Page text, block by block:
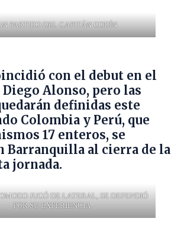
PARTIDO DEL CAPITÁN GODÍN
con el debut en el
Alonso, pero las
definidas este
Colombia y Perú, que
17 enteros, se
Barranquilla al cierra de la
jornada.
JUGÓ DE LATERAL, SE DEFENDIÓ
POR SU EXPERIENCIA